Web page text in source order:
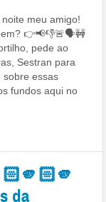
meu amigo!
👉📢👎🚨🗣🚧
pede ao
Sestran para
sobre essas
fundos aqui no
da